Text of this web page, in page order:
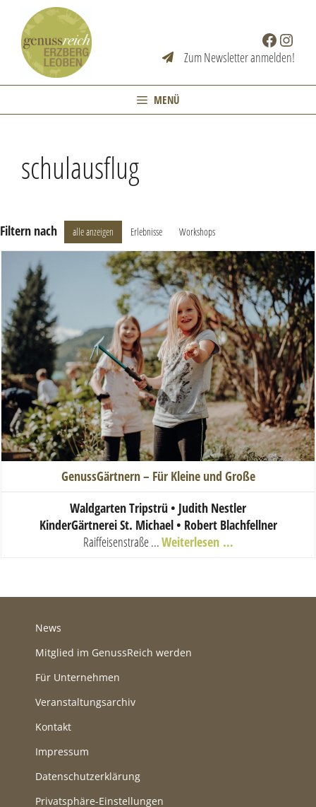
springen
Facebook
Zum Newsletter anmelden!
MENÜ
schulausflug
Filtern nach alle anzeigen Erlebnisse Workshops
GenussGärtnern – Für Kleine und Große
Waldgarten Tripstrü • Judith Nestler
KinderGärtnerei St. Michael • Robert Blachfellner
Raiffeisenstraße ...Weiterlesen …
News
Mitglied im GenussReich werden
Für Unternehmen
Veranstaltungsarchiv
Kontakt
Impressum
Datenschutzerklärung
Privatsphäre-Einstellungen